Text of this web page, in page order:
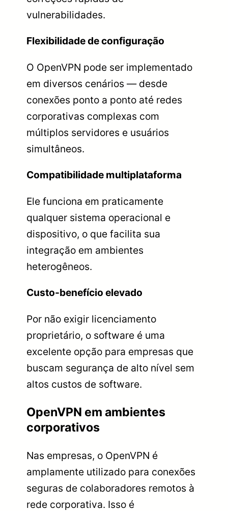
vulnerabilidades.
Flexibilidade de configuração
O OpenVPN pode ser implementado
em diversos cenários — desde
conexões ponto a ponto até redes
corporativas complexas com
múltiplos servidores e usuários
simultâneos.
Compatibilidade multiplataforma
Ele funciona em praticamente
qualquer sistema operacional e
dispositivo, o que facilita sua
integração em ambientes
heterogêneos.
Custo-benefício elevado
Por não exigir licenciamento
proprietário, o software é uma
excelente opção para empresas que
buscam segurança de alto nível sem
altos custos de software.
OpenVPN em ambientes
corporativos
Nas empresas, o OpenVPN é
amplamente utilizado para conexões
seguras de colaboradores remotos à
rede corporativa. Isso é